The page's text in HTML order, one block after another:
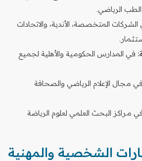
الرياضي.
المتخصصة، الأندية، والاتحادات
في المدارس الحكومية والأهلية لجميع
في مجال الإعلام الرياضي والصحافة
مراكز البحث العلمي لعلوم الرياضة
الشخصية والمهنية